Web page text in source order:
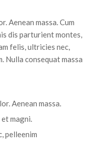
Aenean massa. Cum
dis parturient montes,
felis, ultricies nec,
Nulla consequat massa
Aenean massa.
magni.
pelleenim